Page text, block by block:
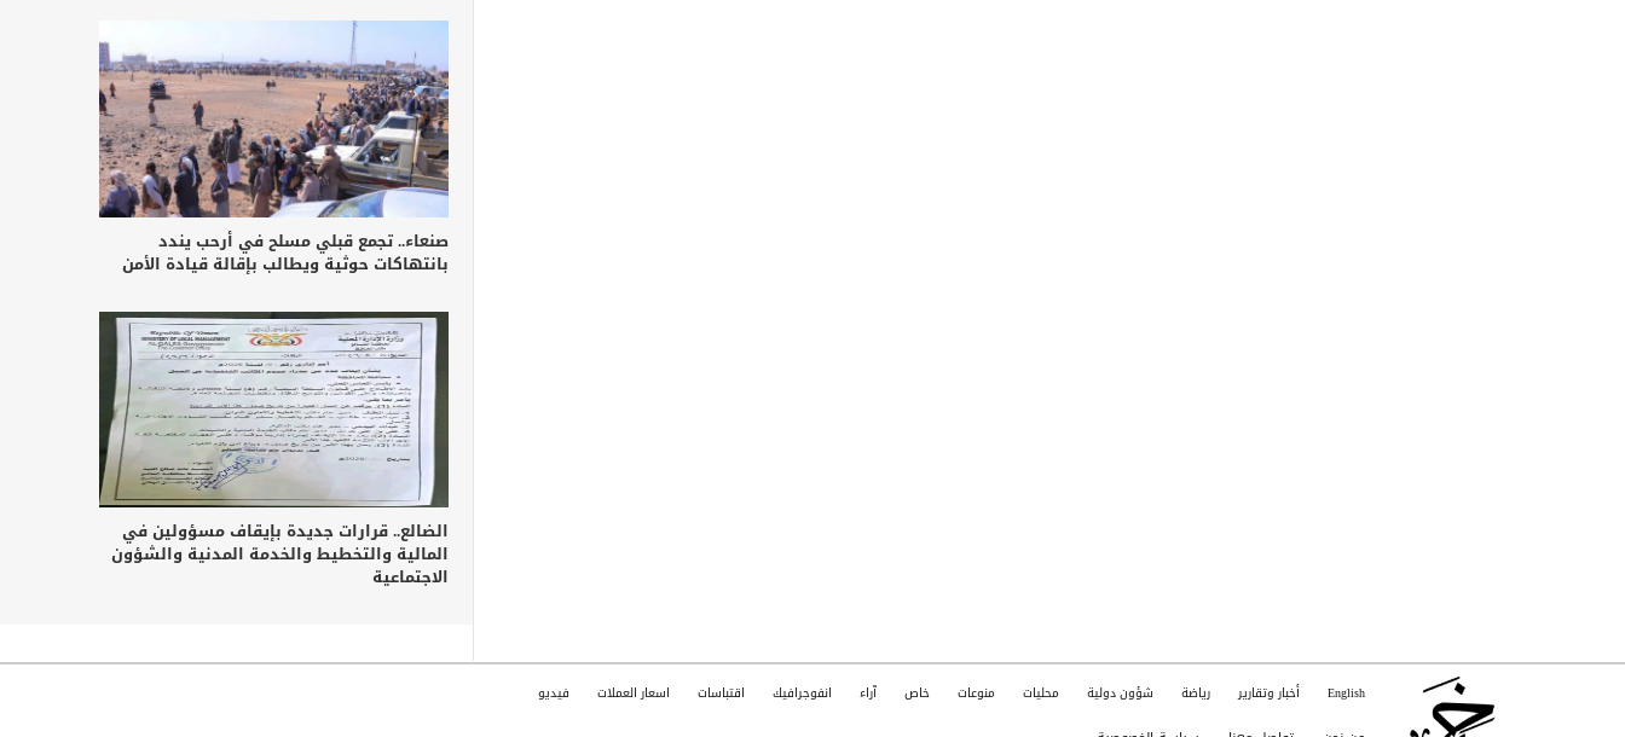
صنعاء.. تجمع قبلي مسلح في أرحب يندد
بانتهاكات حوثية ويطالب بإقالة قيادة الأمن
الضالع.. قرارات جديدة بإيقاف مسؤولين في
المالية والتخطيط والخدمة المدنية والشؤون
الاجتماعية
English أخبار وتقارير رياضة شؤون دولية محليات منوعات خاص آراء انفوجرافيك اقتباسات اسعار العملات فيديو